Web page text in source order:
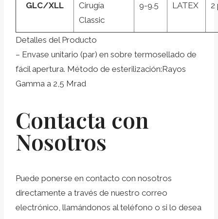
GLC/XLL
Cirugía
Classic
9-9.5 LATEX 2
Detalles del Producto
– Envase unitario (par) en sobre termosellado de
fácil apertura. Método de esterilización:Rayos
Gamma a 2,5 Mrad
Contacta con
Nosotros
Puede ponerse en contacto con nosotros
directamente a través de nuestro correo
electrónico, llamándonos al teléfono o si lo desea